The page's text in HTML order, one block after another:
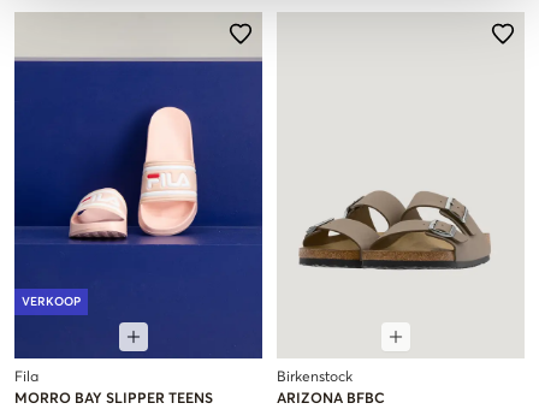
VERKOOP
Fila
MORRO BAY SLIPPER TEENS
Birkenstock
ARIZONA BFBC